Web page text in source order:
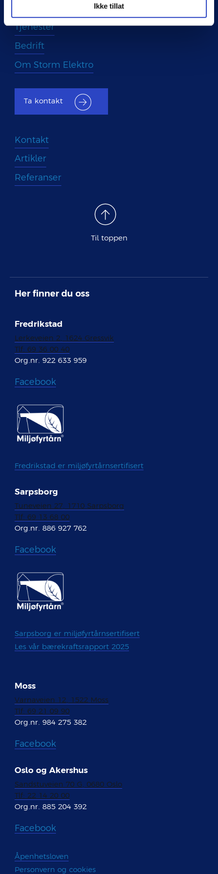
Ikke tillat
Tjenester
Bedrift
Om Storm Elektro
Ta kontakt
Kontakt
Artikler
Referanser
Til toppen
Her finner du oss
Fredrikstad
Lerkeveien 2, 1624 Gressvik
Tlf: 69 36 00 40
Org.nr. 922 633 959
Facebook
Fredrikstad er miljøfyrtårnsertifisert
Sarpsborg
Tuneveien 27, 1710 Sarpsborg
Tlf: 69 13 68 00
Org.nr. 886 927 762
Facebook
Sarpsborg er miljøfyrtårnsertifisert
Les vår bærekraftsrapport 2025
Moss
Varnaveien 12, 1522 Moss
Tlf: 69 21 09 90
Org.nr. 984 275 382
Facebook
Oslo og Akershus
Sandstuveien 70 G, 0680 Oslo
Tlf: 22 14 20 00
Org.nr. 885 204 392
Facebook
Åpenhetsloven
Personvern og cookies